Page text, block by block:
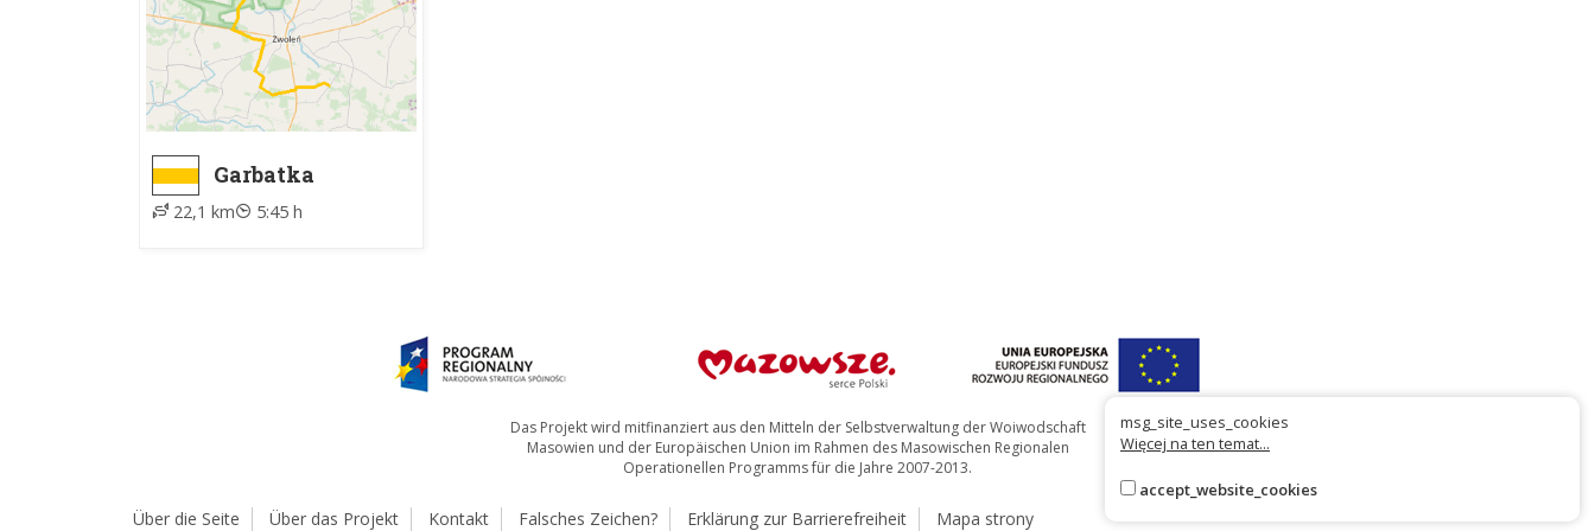
Garbatka
Zwoleń, PKS
22,1 km 5:45 h
Das Projekt wird mitfinanziert aus den Mitteln der Selbstverwaltung der Woiwodschaft
Masowien und der Europäischen Union im Rahmen des Masowischen Regionalen
Operationellen Programms für die Jahre 2007-2013.
Über die Seite Über das Projekt Kontakt Falsches Zeichen? Erklärung zur Barrierefreiheit Mapa strony
msg_site_uses_cookies
Więcej na ten temat...
accept_website_cookies